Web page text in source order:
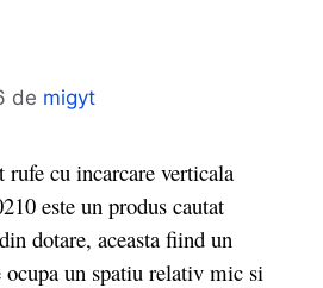
de migyt
cu incarcare verticala
este un produs cautat
dotare, aceasta fiind un
un spatiu relativ mic si